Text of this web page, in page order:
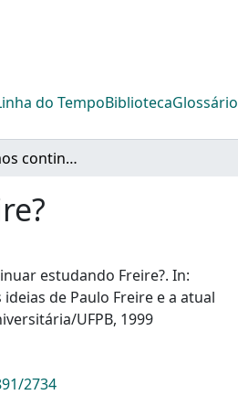
do TempoBibliotecaGlossário
Por que devemos continuar estudando Freire?
estudando Freire?. In:
ideias de Paulo Freire e a atual
UFPB, 1999
2734